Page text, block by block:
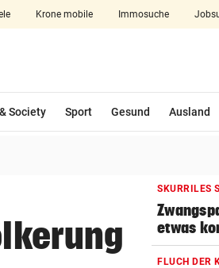
Krone mobile Immosuche
aufklappen
Society Sport Gesund Ausland
SKURRILES
etwas
FLUCH DER